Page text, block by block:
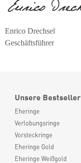
Enrico Drechsel
Geschäftsführer
Unsere Bestseller
Eheringe
Verlobungsringe
Vorsteckringe
Eheringe Gold
Eheringe Weißgold